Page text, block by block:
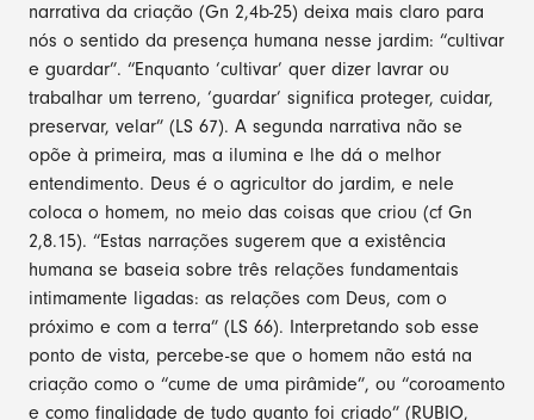
narrativa da criação (Gn 2,4b-25) deixa mais claro para
nós o sentido da presença humana nesse jardim: “cultivar
e guardar”. “Enquanto ‘cultivar’ quer dizer lavrar ou
trabalhar um terreno, ‘guardar’ significa proteger, cuidar,
preservar, velar” (LS 67). A segunda narrativa não se
opõe à primeira, mas a ilumina e lhe dá o melhor
entendimento. Deus é o agricultor do jardim, e nele
coloca o homem, no meio das coisas que criou (cf Gn
2,8.15). “Estas narrações sugerem que a existência
humana se baseia sobre três relações fundamentais
intimamente ligadas: as relações com Deus, com o
próximo e com a terra” (LS 66). Interpretando sob esse
ponto de vista, percebe-se que o homem não está na
criação como o “cume de uma pirâmide”, ou “coroamento
e como finalidade de tudo quanto foi criado” (RUBIO,